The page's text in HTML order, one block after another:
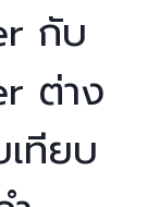
กับ
ต่าง
ทียบ